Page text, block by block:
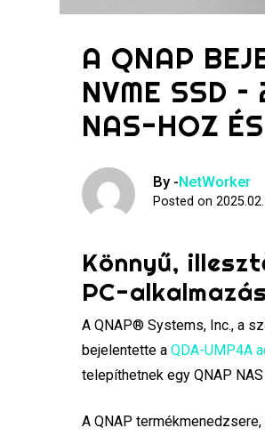
A QNAP
NVME SSD
NAS-HOZ
By -NetWorker
Posted on
Könnyű,
PC-
A QNAP® Systems, Inc., a
bejelentette aQDA-UMP4A
telepíthetnek egy QNAP
A QNAP